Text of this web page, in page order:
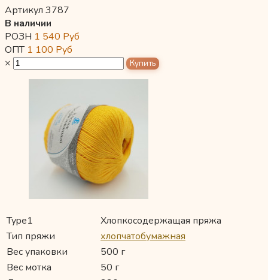
Артикул 3787
В наличии
РОЗН 1 540 Руб
ОПТ 1 100 Руб
×
Type1
Хлопкосодержащая пряжа
Тип пряжи
хлопчатобумажная
Вес упаковки
500 г
Вес мотка
50 г